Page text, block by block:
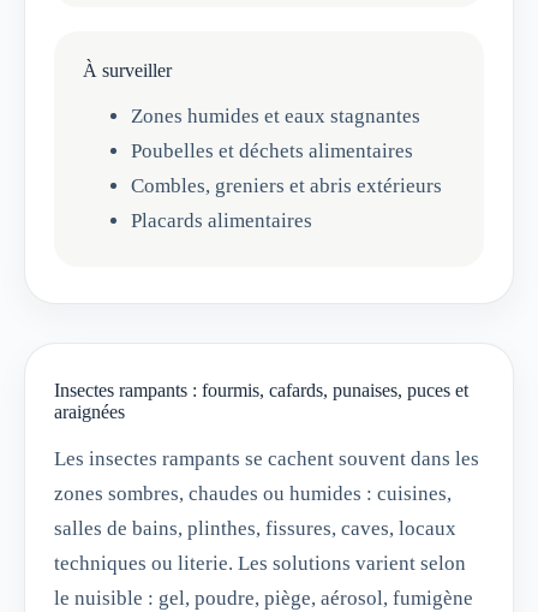
À surveiller
Zones humides et eaux stagnantes
Poubelles et déchets alimentaires
Combles, greniers et abris extérieurs
Placards alimentaires
Insectes rampants : fourmis, cafards, punaises, puces et
araignées
Les insectes rampants se cachent souvent dans les
zones sombres, chaudes ou humides : cuisines,
salles de bains, plinthes, fissures, caves, locaux
techniques ou literie. Les solutions varient selon
le nuisible : gel, poudre, piège, aérosol, fumigène